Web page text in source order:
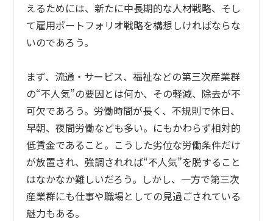
えるためには、新たに中長期的な人材戦略、そし
て雇用ポートフォリオ戦略を構想しければならな
いのであろう。
まず、流通・サービス、福祉などの第三次産業群
の“不人気”の要因とは何か、その軽減、除去が不
可欠であろう。労働時間が長く、不規則で休日、
早朝、夜間労働なども多い。にもかわらず相対的
低賃金であること。こうした劣位な労働条件だけ
が放置され、強調されれば“不人気”を脱すること
はなかなか難しいだろう。しかし、一方で第三次
産業群にも仕事や職場としての見過ごされている
魅力もある。